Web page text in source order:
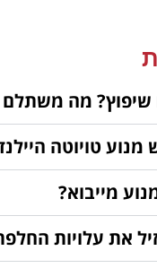
מה משתלם
טויוטה
מייבוא?
את עלויות